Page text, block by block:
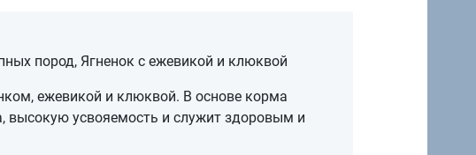
пород, Ягненок с ежевикой и клюквой
ежевикой и клюквой. В основе корма
высокую усвояемость и служит здоровым и